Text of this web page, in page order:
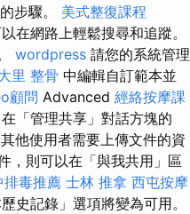
步驟。 美式整復課程
在網路上輕鬆搜尋和追蹤。
wordpress 請您的系統管理
里 整骨 中編輯自訂範本並
顧問 Advanced 經絡按摩課
在「管理共享」對話方塊的
他使用者需要上傳文件的資
，則可以在「與我共用」區
排毒推薦 士林 推拿 西屯按摩
史記錄」選項將變為可用。